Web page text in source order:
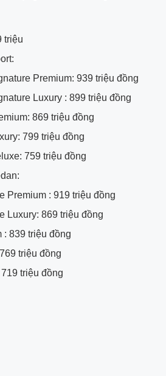
triệu
Premium: 939 triệu đồng
Luxury : 899 triệu đồng
869 triệu đồng
799 triệu đồng
759 triệu đồng
Premium : 919 triệu đồng
Luxury: 869 triệu đồng
: 839 triệu đồng
triệu đồng
triệu đồng